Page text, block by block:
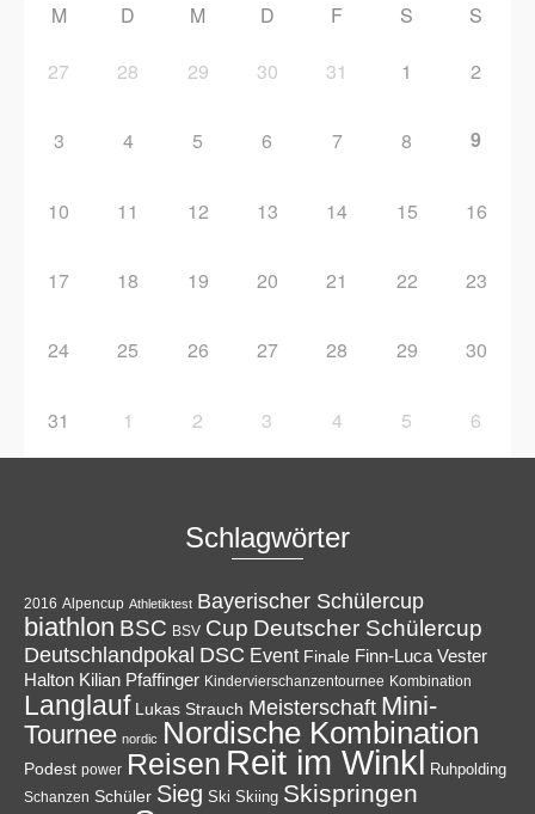
M D M D F S S
27 28 29 30 31 1 2
3 4 5 6 7 8 9
10 11 12 13 14 15 16
17 18 19 20 21 22 23
24 25 26 27 28 29 30
31 1 2 3 4 5 6
Schlagwörter
2016 Alpencup Athletiktest Bayerischer Schülercup
biathlon BSC BSV Cup Deutscher Schülercup
Deutschlandpokal DSC Event Finale Finn-Luca Vester
Halton Kilian Pfaffinger Kindervierschanzentournee Kombination
Langlauf Lukas Strauch Meisterschaft Mini-
Tournee nordic Nordische Kombination
Podest power Reisen Reit im Winkl Ruhpolding
Schanzen Schüler Sieg Ski Skiing Skispringen